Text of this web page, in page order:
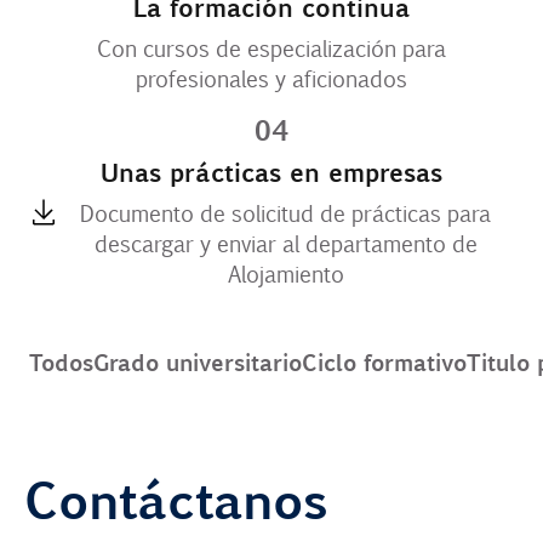
Con cursos de especialización para
profesionales y aficionados
04
Unas prácticas en empresas
Documento de solicitud de prácticas para
descargar y enviar al departamento de
Alojamiento
TodosGrado universitarioCiclo formativoTitulo
Contáctanos